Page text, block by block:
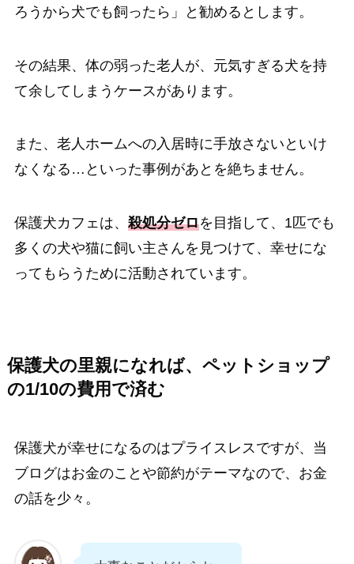
ろうから犬でも飼ったら」と勧めるとします。
その結果、体の弱った老人が、元気すぎる犬を持
て余してしまうケースがあります。
また、老人ホームへの入居時に手放さないといけ
なくなる…といった事例があとを絶ちません。
保護犬カフェは、 殺処分ゼロを目指して、1匹でも
多くの犬や猫に飼い主さんを見つけて、幸せにな
ってもらうために活動されています。
保護犬の里親になれば、ペットショップ
の1/10の費用で済む
保護犬が幸せになるのはプライスレスですが、当
ブログはお金のことや節約がテーマなので、お金
の話を少々。